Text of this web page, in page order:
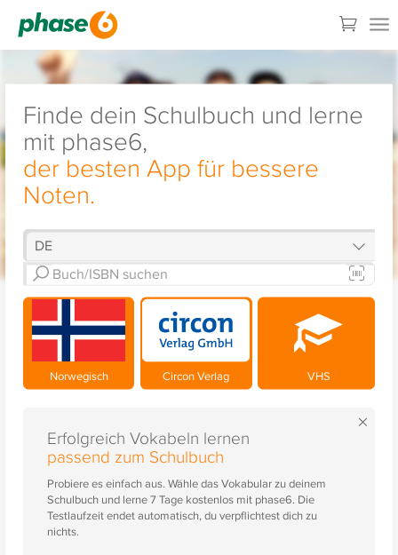
Finde dein Schulbuch und lerne
mit phase6,
der besten App für bessere
Noten.
Norwegisch Circon Verlag VHS
×
Erfolgreich Vokabeln lernen
passend zum Schulbuch
Probiere es einfach aus. Wähle das Vokabular zu deinem
Schulbuch und lerne 7 Tage kostenlos mit phase6. Die
Testlaufzeit endet automatisch, du verpflichtest dich zu
nichts.